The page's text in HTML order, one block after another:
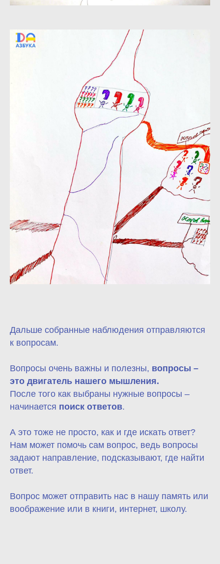
Дальше собранные наблюдения отправляются
к вопросам.
Вопросы очень важны и полезны, вопросы –
это двигатель нашего мышления.
После того как выбраны нужные вопросы –
начинается поиск ответов.
А это тоже не просто, как и где искать ответ?
Нам может помочь сам вопрос, ведь вопросы
задают направление, подсказывают, где найти
ответ.
Вопрос может отправить нас в нашу память или
воображение или в книги, интернет, школу.